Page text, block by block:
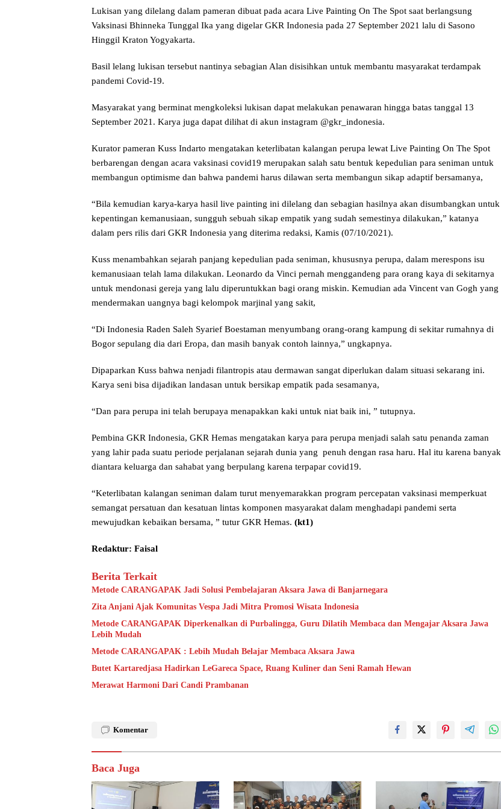
Lukisan yang dilelang dalam pameran dibuat pada acara Live Painting On The Spot saat berlangsung
Vaksinasi Bhinneka Tunggal Ika yang digelar GKR Indonesia pada 27 September 2021 lalu di Sasono
Hinggil Kraton Yogyakarta.
Basil lelang lukisan tersebut nantinya sebagian Alan disisihkan untuk membantu masyarakat terdampak
pandemi Covid-19.
Masyarakat yang berminat mengkoleksi lukisan dapat melakukan penawaran hingga batas tanggal 13
September 2021. Karya juga dapat dilihat di akun instagram @gkr_indonesia.
Kurator pameran Kuss Indarto mengatakan keterlibatan kalangan perupa lewat Live Painting On The Spot
berbarengan dengan acara vaksinasi covid19 merupakan salah satu bentuk kepedulian para seniman untuk
membangun optimisme dan bahwa pandemi harus dilawan serta membangun sikap adaptif bersamanya,
“Bila kemudian karya-karya hasil live painting ini dilelang dan sebagian hasilnya akan disumbangkan untuk
kepentingan kemanusiaan, sungguh sebuah sikap empatik yang sudah semestinya dilakukan,” katanya
dalam pers rilis dari GKR Indonesia yang diterima redaksi, Kamis (07/10/2021).
Kuss menambahkan sejarah panjang kepedulian pada seniman, khususnya perupa, dalam merespons isu
kemanusiaan telah lama dilakukan. Leonardo da Vinci pernah menggandeng para orang kaya di sekitarnya
untuk mendonasi gereja yang lalu diperuntukkan bagi orang miskin. Kemudian ada Vincent van Gogh yang
mendermakan uangnya bagi kelompok marjinal yang sakit,
“Di Indonesia Raden Saleh Syarief Boestaman menyumbang orang-orang kampung di sekitar rumahnya di
Bogor sepulang dia dari Eropa, dan masih banyak contoh lainnya,” ungkapnya.
Dipaparkan Kuss bahwa nenjadi filantropis atau dermawan sangat diperlukan dalam situasi sekarang ini.
Karya seni bisa dijadikan landasan untuk bersikap empatik pada sesamanya,
“Dan para perupa ini telah berupaya menapakkan kaki untuk niat baik ini, ” tutupnya.
Pembina GKR Indonesia, GKR Hemas mengatakan karya para perupa menjadi salah satu penanda zaman
yang lahir pada suatu periode perjalanan sejarah dunia yang penuh dengan rasa haru. Hal itu karena banyak
diantara keluarga dan sahabat yang berpulang karena terpapar covid19.
“Keterlibatan kalangan seniman dalam turut menyemarakkan program percepatan vaksinasi memperkuat
semangat persatuan dan kesatuan lintas komponen masyarakat dalam menghadapi pandemi serta
mewujudkan kebaikan bersama, ” tutur GKR Hemas. (kt1)
Redaktur: Faisal
Berita Terkait
Metode CARANGAPAK Jadi Solusi Pembelajaran Aksara Jawa di Banjarnegara
Zita Anjani Ajak Komunitas Vespa Jadi Mitra Promosi Wisata Indonesia
Metode CARANGAPAK Diperkenalkan di Purbalingga, Guru Dilatih Membaca dan Mengajar Aksara Jawa
Lebih Mudah
Metode CARANGAPAK : Lebih Mudah Belajar Membaca Aksara Jawa
Butet Kartaredjasa Hadirkan LeGareca Space, Ruang Kuliner dan Seni Ramah Hewan
Merawat Harmoni Dari Candi Prambanan
Komentar
Baca Juga